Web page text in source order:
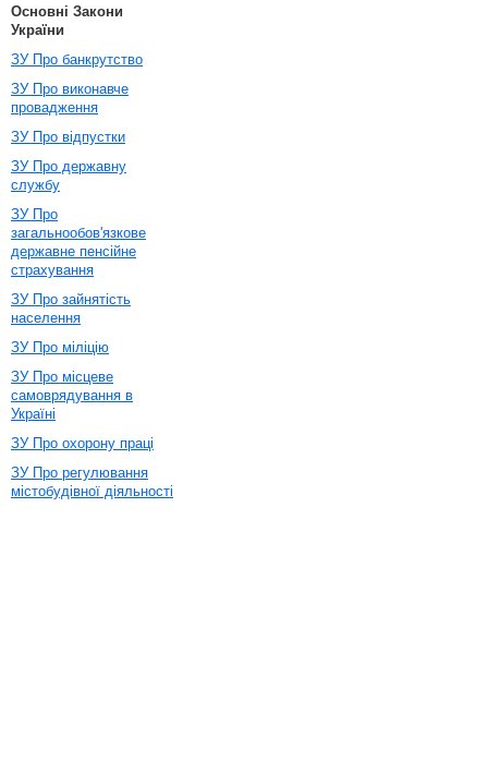
Основні Закони
України
ЗУ Про банкрутство
ЗУ Про виконавче
провадження
ЗУ Про відпустки
ЗУ Про державну
службу
ЗУ Про
загальнообов'язкове
державне пенсійне
страхування
ЗУ Про зайнятість
населення
ЗУ Про міліцію
ЗУ Про місцеве
самоврядування в
Україні
ЗУ Про охорону праці
ЗУ Про регулювання
містобудівної діяльності